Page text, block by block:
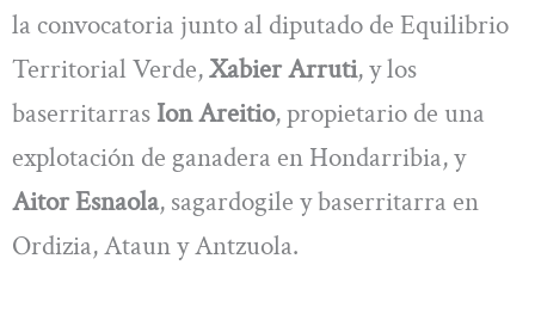
la convocatoria junto al diputado de Equilibrio
Territorial Verde,Xabier Arruti, y los
baserritarras Ion Areitio, propietario de una
explotación de ganadera en Hondarribia, y
Aitor Esnaola, sagardogile y baserritarra en
Ordizia, Ataun y Antzuola.